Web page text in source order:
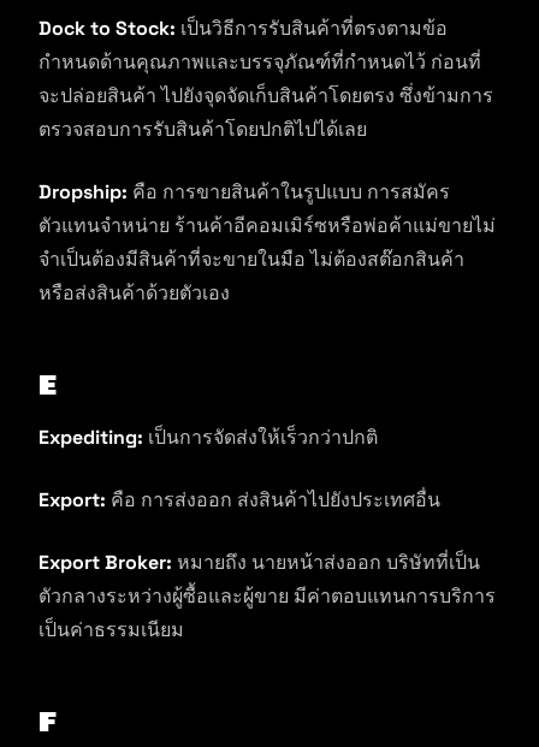
Dock to Stock: เป็นวิธีการรับสินค้าที่ตรงตามข้อ
กำหนดด้านคุณภาพและบรรจุภัณฑ์ที่กำหนดไว้ ก่อนที่
จะปล่อยสินค้า ไปยังจุดจัดเก็บสินค้าโดยตรง ซึ่งข้ามการ
ตรวจสอบการรับสินค้าโดยปกติไปได้เลย
Dropship: คือ การขายสินค้าในรูปแบบ การสมัคร
ตัวแทนจำหน่าย ร้านค้าอีคอมเมิร์ซหรือพ่อค้าแม่ขายไม่
จำเป็นต้องมีสินค้าที่จะขายในมือ ไม่ต้องสต๊อกสินค้า
หรือส่งสินค้าด้วยตัวเอง
E
Expediting: เป็นการจัดส่งให้เร็วกว่าปกติ
Export: คือ การส่งออก ส่งสินค้าไปยังประเทศอื่น
Export Broker: หมายถึง นายหน้าส่งออก บริษัทที่เป็น
ตัวกลางระหว่างผู้ซื้อและผู้ขาย มีค่าตอบแทนการบริการ
เป็นค่าธรรมเนียม
F